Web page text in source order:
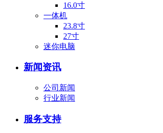
16.0寸
一体机
23.8寸
27寸
迷你电脑
新闻资讯
公司新闻
行业新闻
服务支持